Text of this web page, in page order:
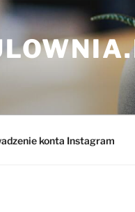
konta Instagram